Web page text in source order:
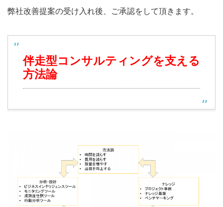
弊社改善提案の受け入れ後、ご承認をして頂きます。
伴走型コンサルティングを支える
方法論